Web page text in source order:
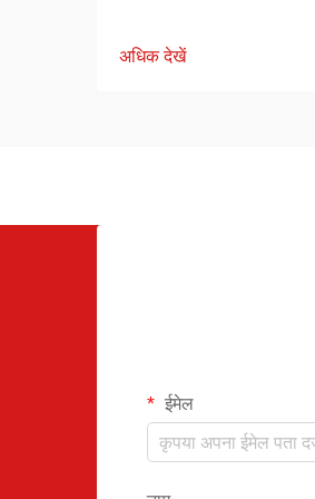
अधिक देखें
ईमेल